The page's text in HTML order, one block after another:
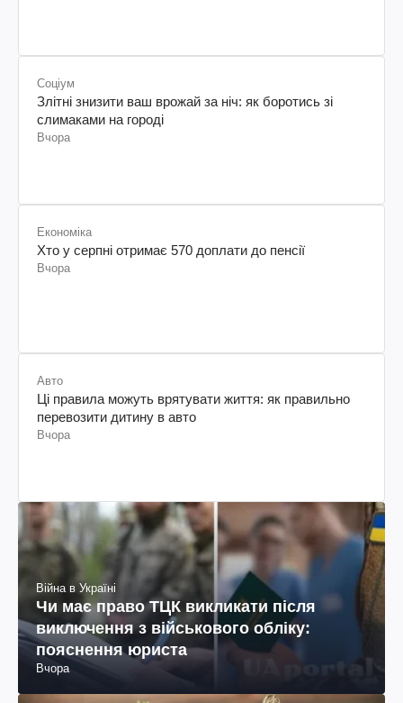
Соціум
Злітні знизити ваш врожай за ніч: як боротись зі
слимаками на городі
Вчора
Економіка
Хто у серпні отримає 570 доплати до пенсії
Вчора
Авто
Ці правила можуть врятувати життя: як правильно
перевозити дитину в авто
Вчора
Війна в Україні
Чи має право ТЦК викликати після
виключення з військового обліку:
пояснення юриста
Вчора